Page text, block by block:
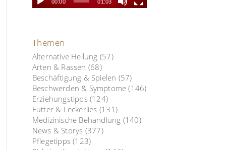
00:00 01:03
Themen
Alternative Heilung (57)
Arten & Rassen (68)
Beschäftigung & Spielen (57)
Beschwerden & Symptome (146)
Erziehungstipps(124)
Futter & Leckerlies (131)
Medizinische Behandlung (140)
News & Storys (377)
Pflegetipps (123)